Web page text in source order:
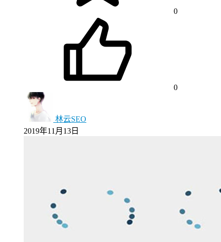
0
0
林云SEO
2019年11月13日